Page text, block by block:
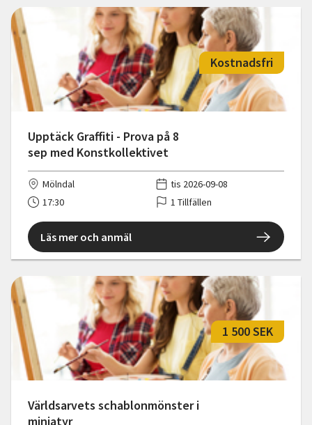
Upptäck Graffiti - Prova på 8
sep med Konstkollektivet
Kostnadsfri
Mölndal
tis 2026-09-08
17:30
1 Tillfällen
Läs mer och anmäl
Världsarvets schablonmönster i
miniatyr
1 500 SEK